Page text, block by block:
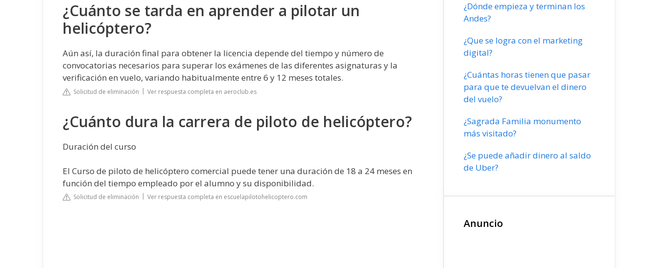
¿Cuánto se tarda en aprender a pilotar un
helicóptero?
Aún así, la duración final para obtener la licencia depende del tiempo y número de
convocatorias necesarios para superar los exámenes de las diferentes asignaturas y la
verificación en vuelo, variando habitualmente entre 6 y 12 meses totales.
Solicitud de eliminación Ver respuesta completa en aeroclub.es
¿Cuánto dura la carrera de piloto de helicóptero?
Duración del curso
El Curso de piloto de helicóptero comercial puede tener una duración de 18 a 24 meses en
función del tiempo empleado por el alumno y su disponibilidad.
Solicitud de eliminación Ver respuesta completa en escuelapilotohelicoptero.com
¿Dónde empieza y terminan los
Andes?
¿Que se logra con el marketing
digital?
¿Cuántas horas tienen que pasar
para que te devuelvan el dinero
del vuelo?
¿Sagrada Familia monumento
más visitado?
¿Se puede añadir dinero al saldo
de Uber?
Anuncio